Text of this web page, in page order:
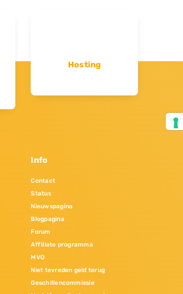
Hosting
Info
Contact
Status
Nieuwspagina
Blogpagina
Forum
Affiliate programma
MVO
Niet tevreden geld terug
Geschillencommissie